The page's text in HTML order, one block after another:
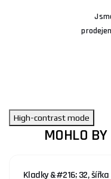
High-contrast mode
MOHLO
Kladky &#216; 32, šířka